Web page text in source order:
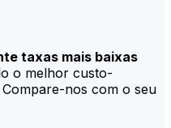
taxas mais baixas
o melhor custo-
nos com o seu